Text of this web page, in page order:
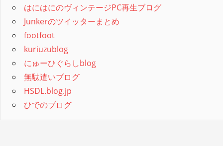
はにはにのヴィンテージPC再生ブログ
Junkerのツイッターまとめ
footfoot
kuriuzublog
にゅーひぐらしblog
無駄遣いブログ
HSDL.blog.jp
ひでのブログ